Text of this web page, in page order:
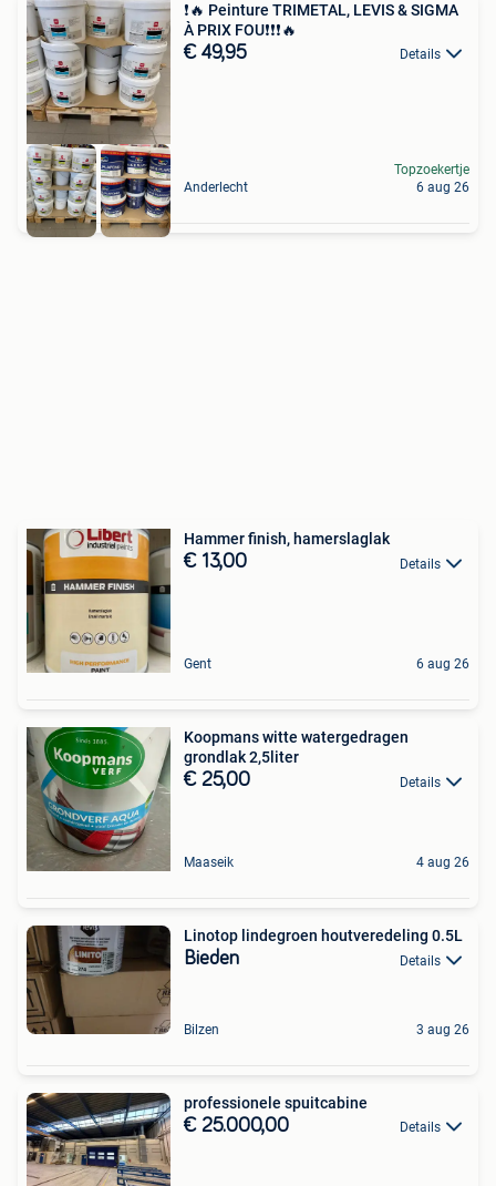
❗️🔥 Peinture TRIMETAL, LEVIS & SIGMA
À PRIX FOU❗️❗️❗️🔥
€ 49,95 Details
Anderlecht
Topzoekertje
6 aug 26
Hammer finish, hamerslaglak
€ 13,00 Details
Gent 6 aug 26
Koopmans witte watergedragen
grondlak 2,5liter
€ 25,00 Details
Maaseik 4 aug 26
Linotop lindegroen houtveredeling 0.5L
Bieden Details
Bilzen 3 aug 26
professionele spuitcabine
€ 25.000,00 Details